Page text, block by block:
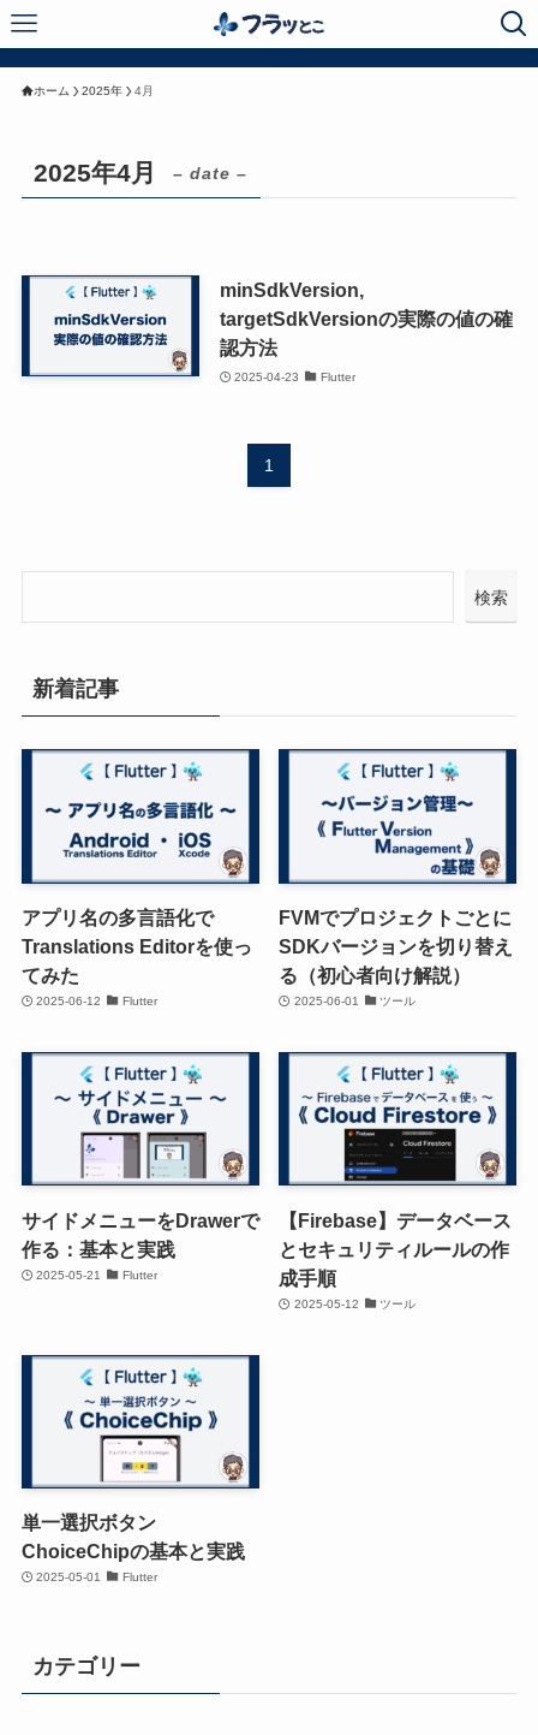
ホーム 2025年 4月
2025年4月 – date –
minSdkVersion,
targetSdkVersionの実際の値の確
認方法
2025-04-23 Flutter
1
検索
新着記事
アプリ名の多言語化で
Translations Editorを使っ
てみた
2025-06-12 Flutter
FVMでプロジェクトごとに
SDKバージョンを切り替え
る（初心者向け解説）
2025-06-01 ツール
サイドメニューをDrawerで
作る：基本と実践
2025-05-21 Flutter
【Firebase】データベース
とセキュリティルールの作
成手順
2025-05-12 ツール
単一選択ボタン
ChoiceChipの基本と実践
2025-05-01 Flutter
カテゴリー